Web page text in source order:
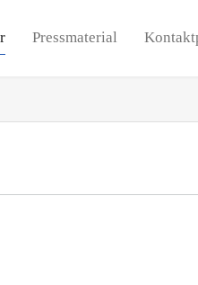
Pressmaterial